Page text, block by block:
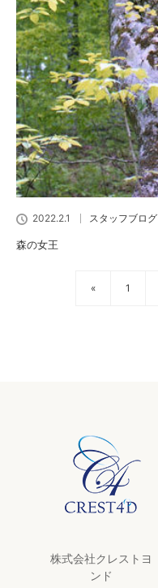
2022.2.1 スタッフブログ
森の女王
« 1
株式会社クレストヨ
ンド